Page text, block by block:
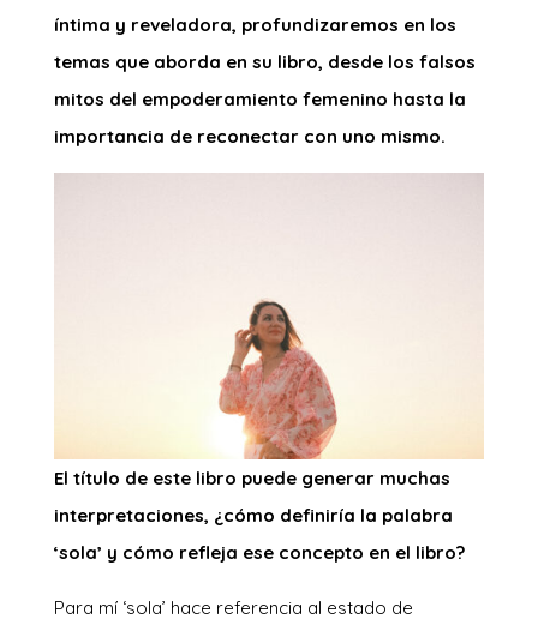
íntima y reveladora, profundizaremos en los
temas que aborda en su libro, desde los falsos
mitos del empoderamiento femenino hasta la
importancia de reconectar con uno mismo.
El título de este libro puede generar muchas
interpretaciones, ¿cómo definiría la palabra
‘sola’ y cómo refleja ese concepto en el libro?
Para mí ‘sola’ hace referencia al estado de